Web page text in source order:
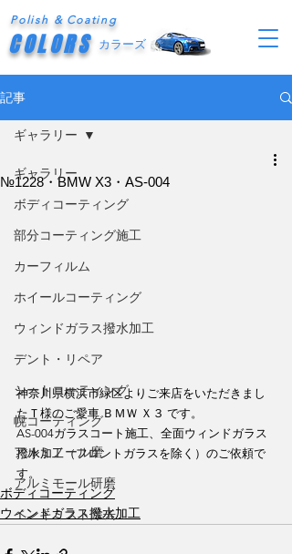
Polish & Coating
COLORS カラーズ
記事
ギャラリー
ボディコーティング
部分コーティング施工
カーフィルム
ホイールコーティング
ウィンドガラス撥水加工
デント・リペア
シートコーティング
幌コーティング
アルミノール磨
アルミモール研磨
ペンキミスト除去
ギャラリー
№1228・BMW X3・AS-004
神奈川県横浜市緑区よりご来店をいただきまし
たＴ様のご愛車 ＢＭＷ Ｘ３ です。
AS-004ガラスコート施工、全面ウィンドガラス
撥水加工（フロントガラスを除く）のご依頼で
す。
ボディコーティング
ウィンドガラス撥水加工